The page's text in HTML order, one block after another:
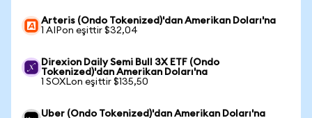
Arteris (Ondo Tokenized)'dan Amerikan Doları'na
1 AIPon eşittir $32,04
Direxion Daily Semi Bull 3X ETF (Ondo
Tokenized)'dan Amerikan Doları'na
1 SOXLon eşittir $135,50
Uber (Ondo Tokenized)'dan Amerikan Doları'na